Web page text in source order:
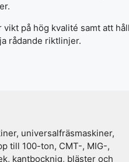
vikt på hög kvalité samt att
rådande riktlinjer.
universalfräsmaskiner,
till 100-ton, CMT-, MIG-,
kantbocknig, bläster och